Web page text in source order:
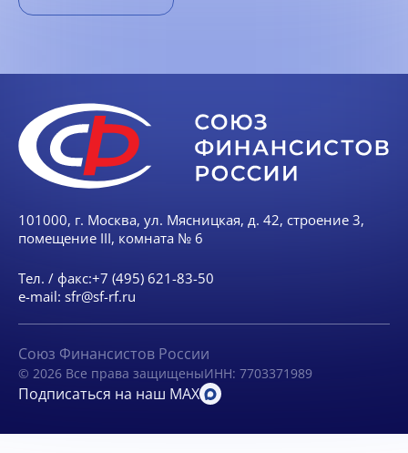
101000, г. Москва, ул. Мясницкая, д. 42, строение 3,
помещение III, комната № 6
Тел. / факс:+7 (495) 621-83-50
e-mail: sfr@sf-rf.ru
Союз Финансистов России
© 2026 Все права защищеныИНН: 7703371989
Подписаться на наш MAX